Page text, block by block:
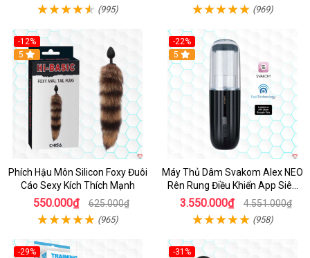
(995) (969)
-12%
Hot
5
Phích Hậu Môn Silicon Foxy Đuôi
Cáo Sexy Kích Thích Mạnh
550.000₫ 625.000₫
(965)
-22%
5
Máy Thủ Dâm Svakom Alex NEO
Rên Rung Điều Khiển App Siêu
Phê
3.550.000₫ 4.551.000₫
(958)
-29%
-31%